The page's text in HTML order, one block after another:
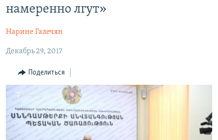
основной
навигации
Перейти
поиску
ЭКОНОМИКА
РЕГИОН
НАГОРНЫЙ КАРАБАХ
СПОРТ
АРХИВ
намеренно лгут»
Нарине Галечян
Декабрь 29, 2017
Поделиться